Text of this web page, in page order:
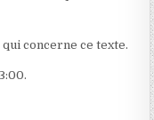
concerne ce texte.